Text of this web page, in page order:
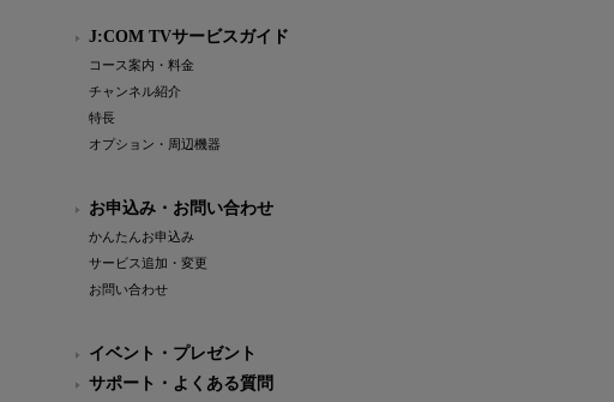
J:COM TVサービスガイド
コース案内・料金
チャンネル紹介
特長
オプション・周辺機器
お申込み・お問い合わせ
かんたんお申込み
サービス追加・変更
お問い合わせ
イベント・プレゼント
サポート・よくある質問